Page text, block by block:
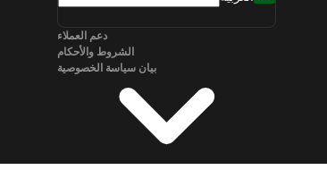
قطارات من إشبيلية إلى برشلونة
قطارات من سالزبورغ إلى فيينا
دعم العملاء
الشروط والأحكام
بيان سياسة الخصوصية